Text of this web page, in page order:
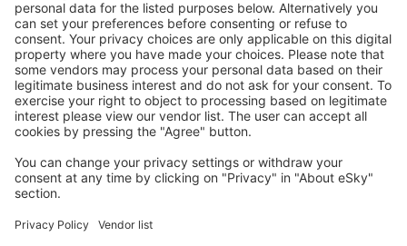
Cazarea preferată
Alege din peste 1,3 mil. de opţiuni: hoteluri, cabane,
apartamente și altele.
Cele mai căutate hoteluri de către utilizatorii eSky
Hoteluri în Germania - Orașe populare